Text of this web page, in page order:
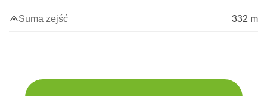
Suma zejść 332 m